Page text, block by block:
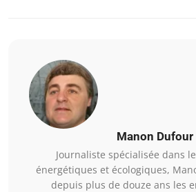
Manon Dufour
Journaliste spécialisée dans
énergétiques et écologiques,
depuis plus de douze ans les